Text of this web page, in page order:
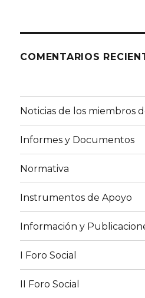
COMENTARIOS
Noticias de los miembros
Informes y Documentos
Normativa
Instrumentos de Apoyo
Información y
I Foro Social
II Foro Social